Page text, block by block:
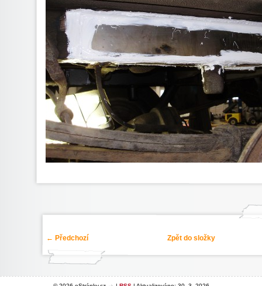
← Předchozí Zpět do složky